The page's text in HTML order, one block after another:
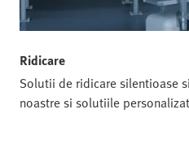
Ridicare
Solutii de ridicare silentioase
noastre si solutiile